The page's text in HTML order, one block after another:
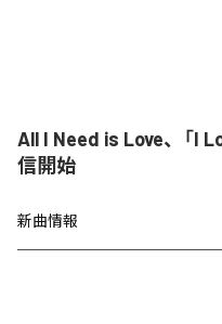
All I Need is Love、「I
信開始
新曲情報